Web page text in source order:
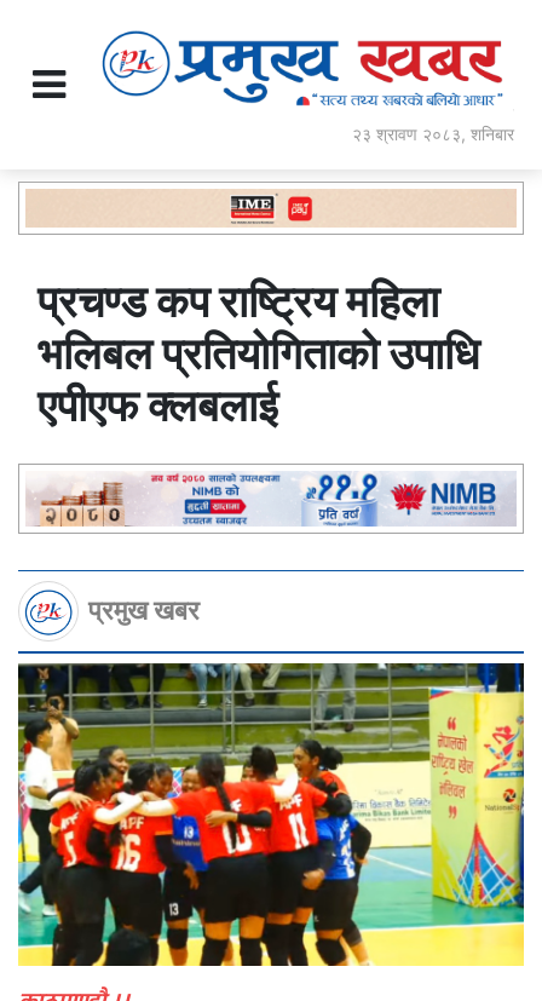
२३ श्रावण २०८३, शनिबार
प्रचण्ड कप राष्ट्रिय महिला
भलिबल प्रतियोगिताको उपाधि
एपीएफ क्लबलाई
प्रमुख खबर